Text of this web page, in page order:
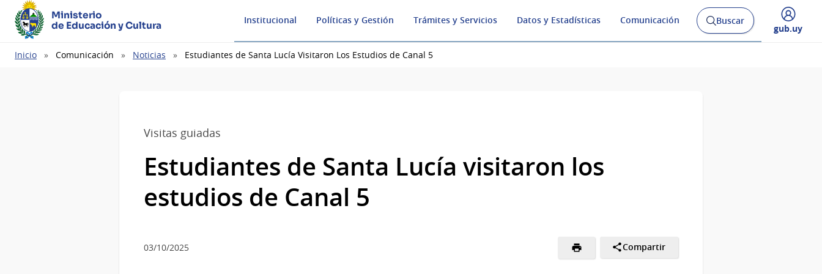
Ministerio
de Educación y Cultura
Institucional Políticas y Gestión Trámites y Servicios Datos y Estadísticas Comunicación
Abrir
buscador
Buscar
Desplegar
gub.uy
Ruta
Inicio Comunicación Noticias Estudiantes de Santa Lucía Visitaron Los Estudios de Canal 5
Visitas guiadas
Estudiantes de Santa Lucía visitaron los
estudios de Canal 5
03/10/2025 Compartir